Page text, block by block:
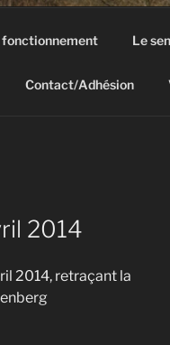
fonctionnement Le
Contact/Adhésion
2014
2014, retraçant la